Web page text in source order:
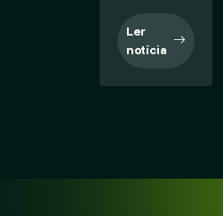
Ler
notícia